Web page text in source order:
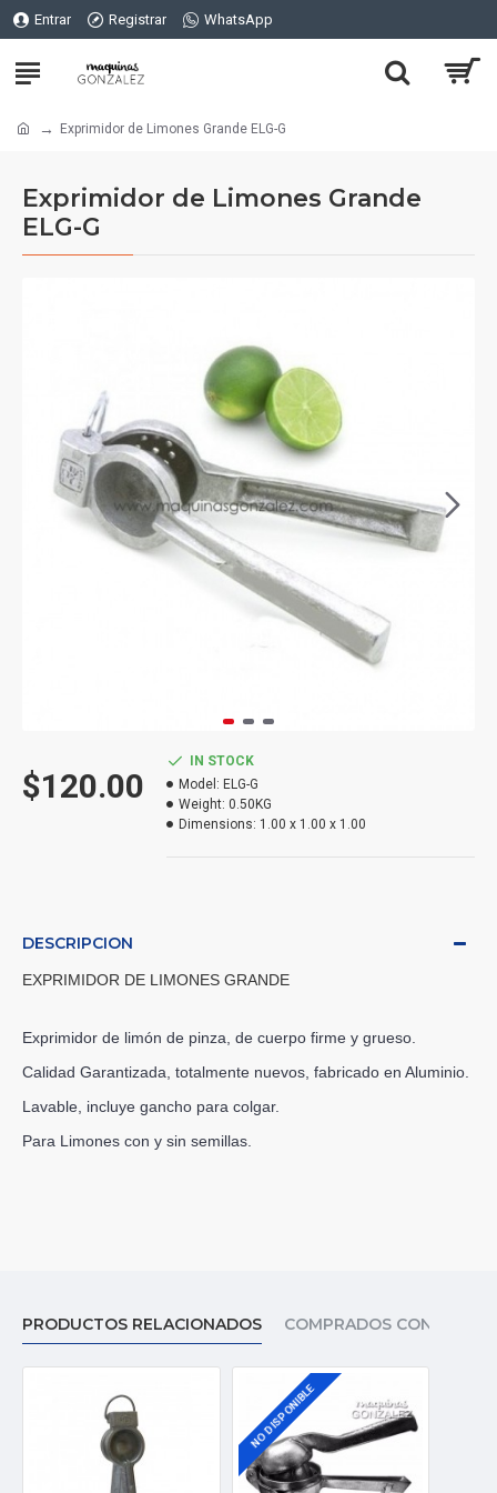
Entrar Registrar WhatsApp
Exprimidor de Limones Grande ELG-G
Exprimidor de Limones Grande
ELG-G
$120.00
IN STOCK
Model: ELG-G
Weight: 0.50KG
Dimensions: 1.00 x 1.00 x 1.00
DESCRIPCION
EXPRIMIDOR DE LIMONES GRANDE
Exprimidor de limón de pinza, de cuerpo firme y grueso.
Calidad Garantizada, totalmente nuevos, fabricado en Aluminio.
Lavable, incluye gancho para colgar.
Para Limones con y sin semillas.
PRODUCTOS RELACIONADOS COMPRADOS CON ESTE
NO DISPONIBLE